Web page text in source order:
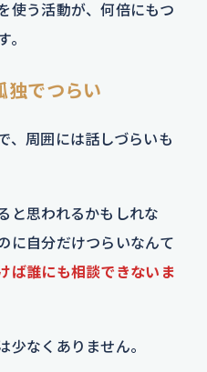
使う活動が、何倍にもつ
でつらい
、周囲には話しづらいも
と思われるかもしれな
に自分だけつらいなんて
ば誰にも相談できないま
少なくありません。